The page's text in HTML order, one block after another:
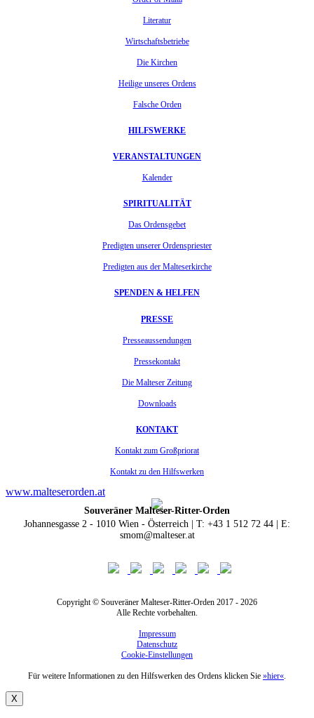
Literatur
Wirtschaftsbetriebe
Die Kirchen
Heilige unseres Ordens
Falsche Orden
HILFSWERKE
VERANSTALTUNGEN
Kalender
SPIRITUALITÄT
Das Ordensgebet
Predigten unserer Ordenspriester
Predigten aus der Malteserkirche
SPENDEN & HELFEN
PRESSE
Presseaussendungen
Pressekontakt
Die Malteser Zeitung
Downloads
KONTAKT
Kontakt zum Großpriorat
Kontakt zu den Hilfswerken
www.malteserorden.at
Souveräner Malteser-Ritter-Orden
Johannesgasse 2 - 1010 Wien - Österreich | T: +43 1 512 72 44 | E:
smom@malteser.at
Copyright © Souveräner Malteser-Ritter-Orden 2017 - 2026
Alle Rechte vorbehalten.
Impressum
Datenschutz
Cookie-Einstellungen
Für weitere Informationen zu den Hilfswerken des Ordens klicken Sie »hier«.
X